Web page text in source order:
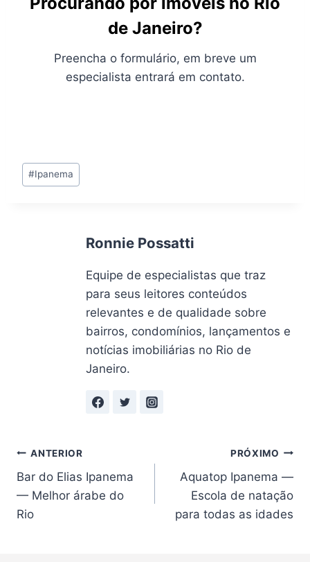
de Janeiro?
Preencha o formulário, em breve um
especialista entrará em contato.
Tags
do
#Ipanema
Ronnie Possatti
Equipe de especialistas que traz
para seus leitores conteúdos
relevantes e de qualidade sobre
bairros, condomínios, lançamentos e
notícias imobiliárias no Rio de
Janeiro.
Navegação
de
Post
ANTERIOR
Bar do Elias Ipanema
— Melhor árabe do
Rio
PRÓXIMO
Aquatop Ipanema —
Escola de natação
para todas as idades